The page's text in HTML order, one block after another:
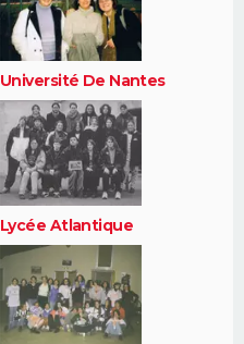
Université De Nantes
Lycée Atlantique